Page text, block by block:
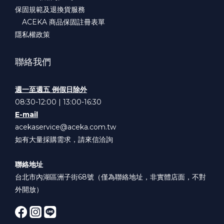
保固規範及退換貨服務
ACEKA 商品保固註冊表單
隱私權政策
聯絡我們
週一至週五 例假日除外
08:30-12:00 | 13:00-16:30
E-mail
acekaservice@aceka.com.tw
如有大量採購需求，請來信洽詢
聯絡地址
台北市內湖區洲子街68號（僅為聯絡地址，非實體店面，不對
外開放）